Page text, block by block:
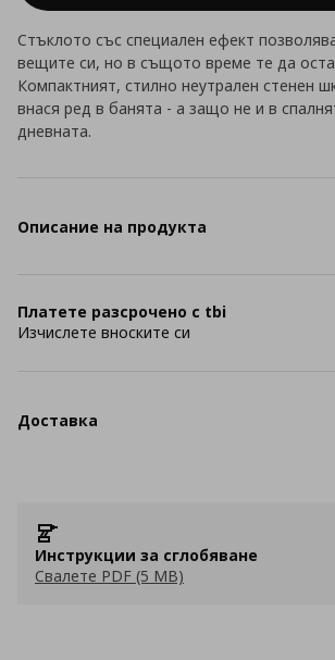
Стъклото със специален ефект
вещите си, но в същото време те да
Компактният, стилно неутрален стенен
внася ред в банята - а защо не и в
дневната.
Описание на продукта
Платете разсрочено с tbi
Изчислете вноските си
Доставка
Инструкции за сглобяване
Свалете PDF (5 MB)